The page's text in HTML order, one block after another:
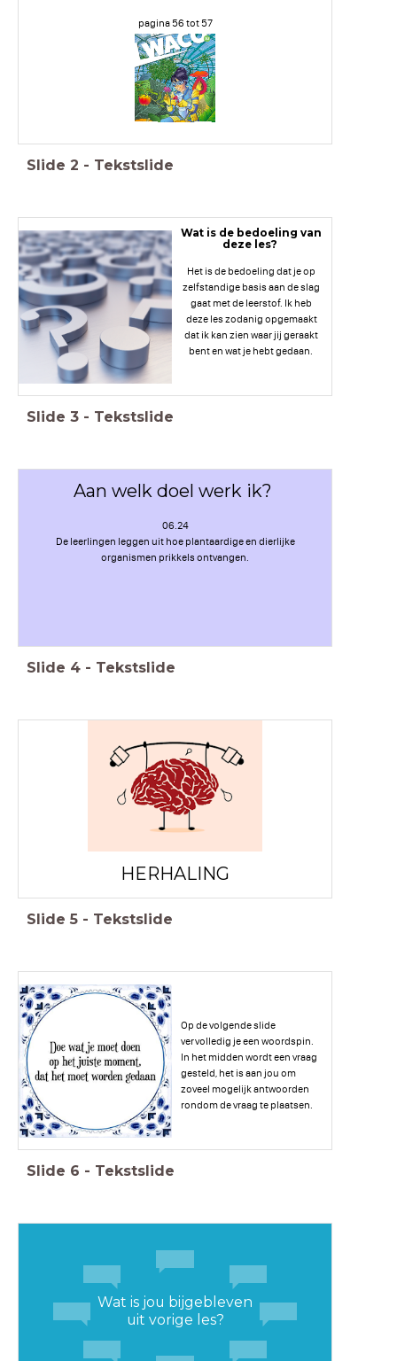
pagina 56 tot 57
Slide 2 - Tekstslide
Wat is de bedoeling van
deze les?
Het is de bedoeling dat je op
zelfstandige basis aan de slag
gaat met de leerstof. Ik heb
deze les zodanig opgemaakt
dat ik kan zien waar jij geraakt
bent en wat je hebt gedaan.
Slide 3 - Tekstslide
Aan welk doel werk ik?
06.24
De leerlingen leggen uit hoe plantaardige en dierlijke
organismen prikkels ontvangen.
Slide 4 - Tekstslide
HERHALING
Slide 5 - Tekstslide
Op de volgende slide
vervolledig je een woordspin.
In het midden wordt een vraag
gesteld, het is aan jou om
zoveel mogelijk antwoorden
rondom de vraag te plaatsen.
Slide 6 - Tekstslide
Wat is jou bijgebleven
uit vorige les?